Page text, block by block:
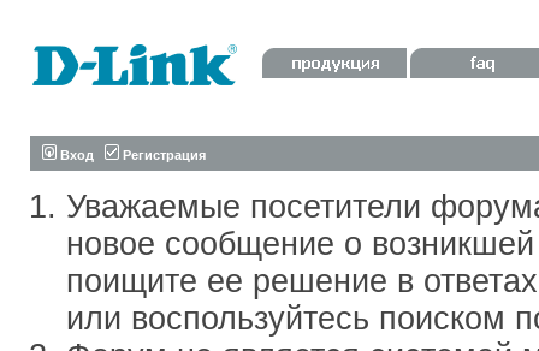
Вход Регистрация
Уважаемые посетители
новое сообщение о
поищите ее решение в
или воспользуйтесь поиском